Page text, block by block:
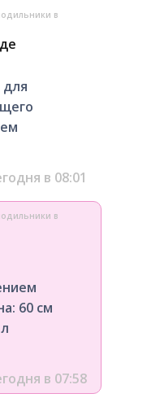
в
в 08:01
в
60 см
в 07:58